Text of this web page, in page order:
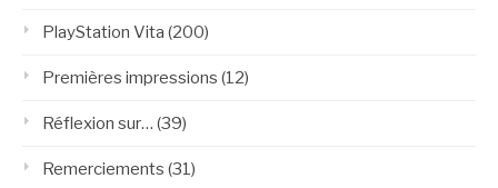
PlayStation Vita (200)
Premières impressions (12)
Réflexion sur… (39)
Remerciements (31)